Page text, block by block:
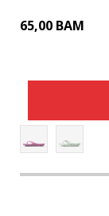
65,00 BAM